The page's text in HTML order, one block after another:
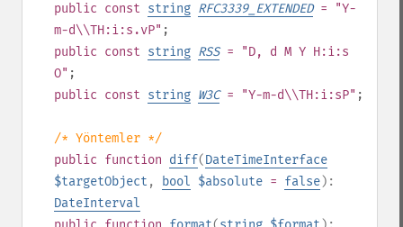
public const string RFC3339_EXTENDED= "Y-
m-d\\TH:i:s.vP" ;
public const string RSS= "D, d M Y H:i:s
O" ;
public const string W3C= "Y-m-d\\TH:i:sP" ;
/* Yöntemler */
public function diff(DateTimeInterface
$targetObject , bool $absolute = false):
DateInterval